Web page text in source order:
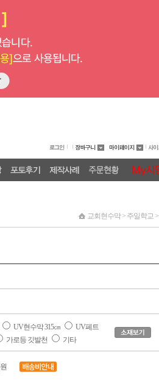
교회현수막 > 주일학교 >
UV현수막 315㎝
UV페트
가로등 깃발천 기타
원